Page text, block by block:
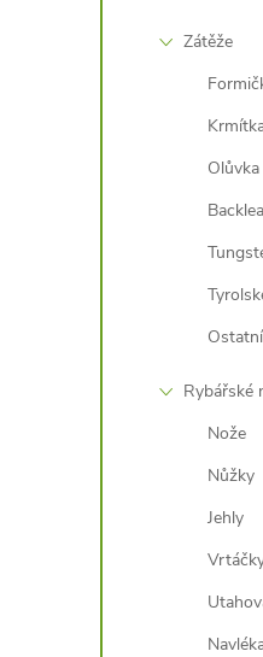
Zátěže
Olůvka
Rybářské
Nože
Nůžky
Jehly